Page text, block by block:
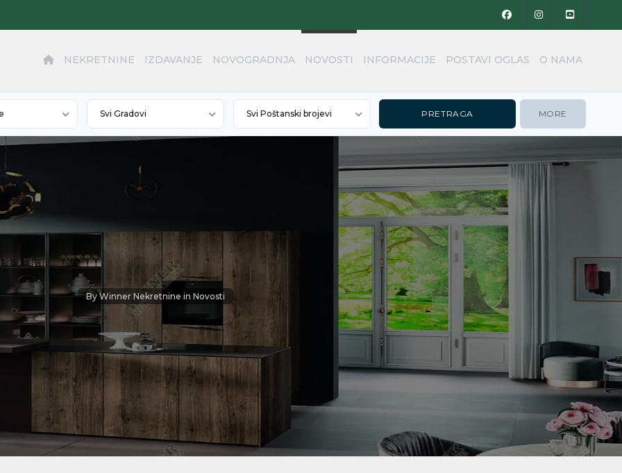
NEKRETNINE IZDAVANJE NOVOGRADNJA NOVOSTI INFORMACIJE POSTAVI OGLAS O NAMA
Svi Gradovi Svi Poštanski brojevi MORE
ByWinner Nekretnine in Novosti